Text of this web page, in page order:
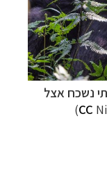
נשכח אצל
CC